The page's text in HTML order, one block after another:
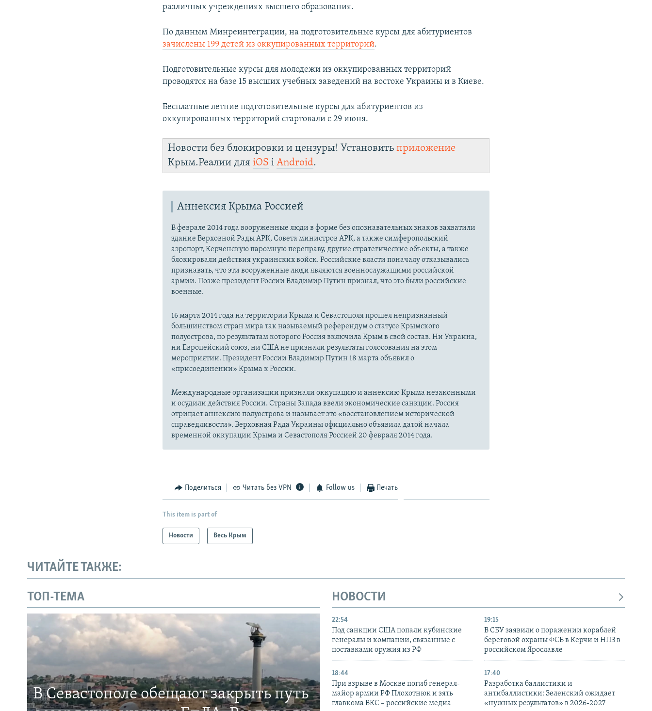
различных учреждениях высшего образования.
По данным Минреинтеграции, на подготовительные курсы для абитуриентов
зачислены 199 детей из оккупированных территорий.
Подготовительные курсы для молодежи из оккупированных территорий
проводятся на базе 15 высших учебных заведений на востоке Украины и в Киеве.
Бесплатные летние подготовительные курсы для абитуриентов из
оккупированных территорий стартовали с 29 июня.
Новости без блокировки и цензуры! Установитьприложение
Крым.Реалии дляiOS іAndroid.
Аннексия Крыма Россией
В феврале 2014 года вооруженные люди в форме без опознавательных знаков захватили
здание Верховной Рады АРК, Совета министров АРК, а также симферопольский
аэропорт, Керченскую паромную переправу, другие стратегические объекты, а также
блокировали действия украинских войск. Российские власти поначалу отказывались
признавать, что эти вооруженные люди являются военнослужащими российской
армии. Позже президент России Владимир Путин признал, что это были российские
военные.
16 марта 2014 года на территории Крыма и Севастополя прошел непризнанный
большинством стран мира так называемый референдум о статусе Крымского
полуострова, по результатам которого Россия включила Крым в свой состав. Ни Украина,
ни Европейский союз, ни США не признали результаты голосования на этом
мероприятии. Президент России Владимир Путин 18 марта объявил о
«присоединении» Крыма к России.
Международные организации признали оккупацию и аннексию Крыма незаконными
и осудили действия России. Страны Запада ввели экономические санкции. Россия
отрицает аннексию полуострова и называет это «восстановлением исторической
справедливости». Верховная Рада Украины официально объявила датой начала
временной оккупации Крыма и Севастополя Россией 20 февраля 2014 года.
Поделиться Читать без VPN Follow us Печать
This item is part of
Новости Весь Крым
ЧИТАЙТЕ ТАКЖЕ:
ТОП-ТЕМА
В Севастополе обещают закрыть путь
НОВОСТИ
22:54
Под санкции США попали кубинские
генералы и компании, связанные с
поставками оружия из РФ
19:15
В СБУ заявили о поражении кораблей
береговой охраны ФСБ в Керчи и НПЗ в
российском Ярославле
18:44
При взрыве в Москве погиб генерал-
майор армии РФ Плохотнюк и зять
главкома ВКС – российские медиа
17:40
Разработка баллистики и
антибаллистики: Зеленский ожидает
«нужных результатов» в 2026-2027